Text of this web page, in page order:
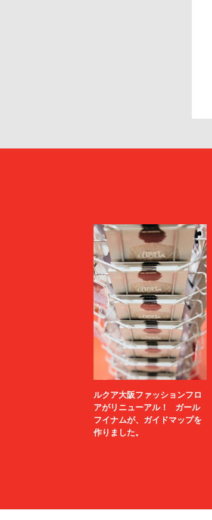
ルクア大阪ファッションフロ
アがリニューアル！ ガール
フイナムが、ガイドマップを
作りました。